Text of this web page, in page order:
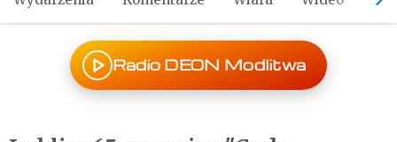
Radio DEON Modlitwa